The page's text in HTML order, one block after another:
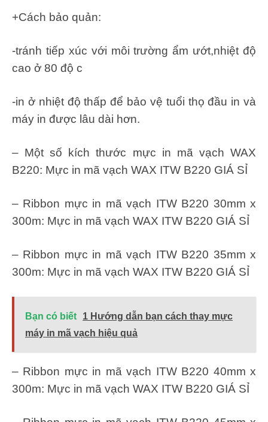
+Cách bảo quản:
-tránh tiếp xúc với môi trường ẩm ướt,nhiệt độ
cao ở 80 độ c
-in ở nhiệt độ thấp để bảo vệ tuổi thọ đầu in và
máy in được lâu dài hơn.
– Một số kích thước mực in mã vạch WAX
B220: Mực in mã vạch WAX ITW B220 GIÁ SỈ
– Ribbon mực in mã vạch ITW B220 30mm x
300m: Mực in mã vạch WAX ITW B220 GIÁ SỈ
– Ribbon mực in mã vạch ITW B220 35mm x
300m: Mực in mã vạch WAX ITW B220 GIÁ SỈ
Bạn có biết
1 Hướng dẫn bạn cách thay mực
máy in mã vạch hiệu quả
– Ribbon mực in mã vạch ITW B220 40mm x
300m: Mực in mã vạch WAX ITW B220 GIÁ SỈ